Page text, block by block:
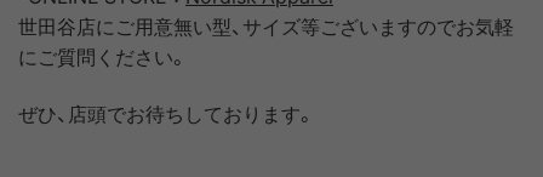
世田谷店にご用意無い型、サイズ等ございますのでお気軽
にご質問ください。
ぜひ、店頭でお待ちしております。